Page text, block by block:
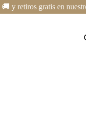
retiros gratis en nuestro